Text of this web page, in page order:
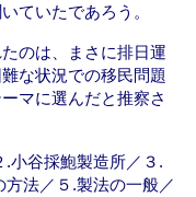
ていたであろう。
のは、まさに排日運
な状況での移民問題
マに選んだと推察さ
小谷採鮑製造所／３.
法／５.製法の一般／